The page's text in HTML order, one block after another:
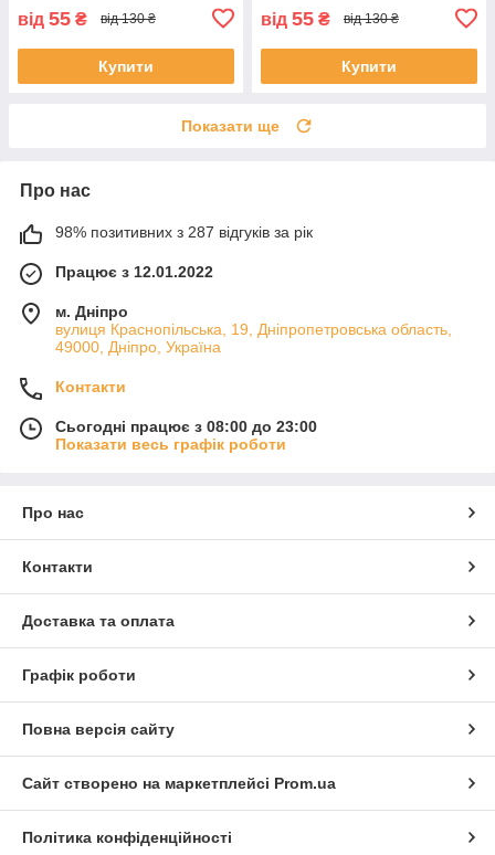
Разрешите сайту rommaxtrend.com.ua
стол
×
від 55 ₴ від 130 ₴
Купити
від 55 ₴ від 130 ₴
Купити
Показати ще
Про нас
98% позитивних з 287 відгуків за рік
Працює з 12.01.2022
м. Дніпро
вулиця Краснопільська, 19, Дніпропетровська область,
49000, Дніпро, Україна
Контакти
Сьогодні працює з 08:00 до 23:00
Показати весь графік роботи
Про нас
Контакти
Доставка та оплата
Графік роботи
Повна версія сайту
Сайт створено на маркетплейсі Prom.ua
Політика конфіденційності